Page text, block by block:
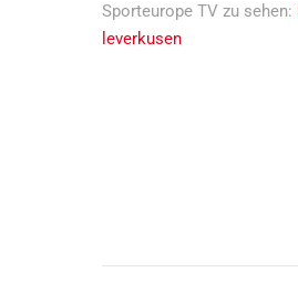
Sporteurope TV zu sehen:
leverkusen